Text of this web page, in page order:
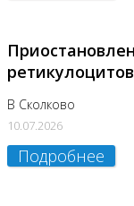
ретикулоцитов
В Сколково
10.07.2026
Подробнее